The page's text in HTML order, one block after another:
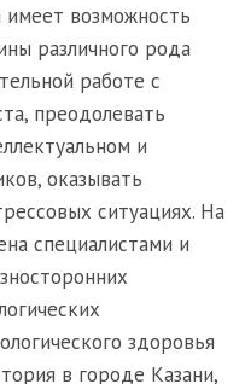
имеет возможность
различного рода
работе с
преодолевать
и
оказывать
ситуациях. На
специалистами и
здоровья
в городе Казани,